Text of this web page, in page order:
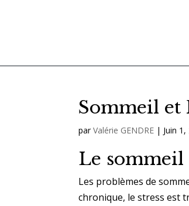
Sommeil et
parValérie GENDRE | Juin
Le
Les problèmes de
chronique, le stress est